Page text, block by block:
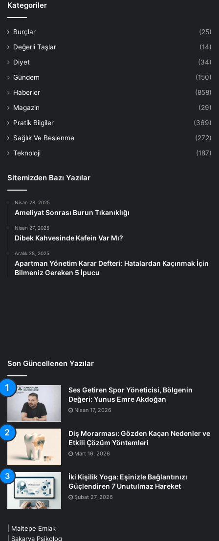
Kategoriler
Burçlar
(25)
Değerli Taşlar
(14)
Diyet
(34)
Gündem
(150)
Haberler
(858)
Magazin
(29)
Pratik Bilgiler
(369)
Sağlık Ve Beslenme
(272)
Teknoloji
(187)
Sitemizden Bazı Yazılar
Nisan 28, 2025
Ameliyat Sonrası Burun Tıkanıklığı​
Nisan 27, 2025
Dibek Kahvesinde Kafein Var Mı?
Aralık 28, 2025
Apartman Yönetim Karar Defteri: Hatalardan Kaçınmak İçin
Bilmeniz Gereken 5 İpucu
Son Güncellenen Yazılar
Ses Getiren Spor Yöneticisi, Bölgenin
Değeri: Yunus Emre Akdoğan
Nisan 17, 2026
Diş Morarması: Gözden Kaçan Nedenler ve
Etkili Çözüm Yöntemleri
Mart 16, 2026
İki Kişilik Yoga: Eşinizle Bağlantınızı
Güçlendiren 7 Unutulmaz Hareket
Şubat 27, 2026
Maltepe Emlak
Sakarya Psikolog